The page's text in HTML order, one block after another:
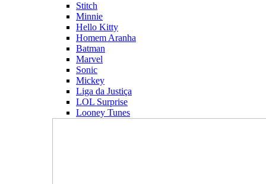
Stitch
Minnie
Hello Kitty
Homem Aranha
Batman
Marvel
Sonic
Mickey
Liga da Justiça
LOL Surprise
Looney Tunes